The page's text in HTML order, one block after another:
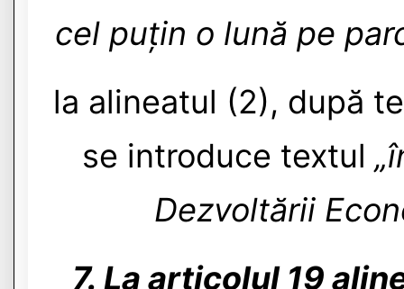
cel puțin o lună pe
la alineatul (2), după
se introduce textul
Dezvoltării
7. La articolul 19